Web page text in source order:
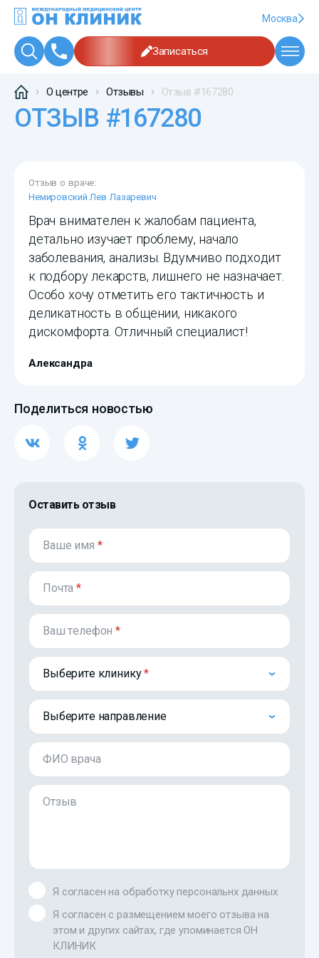
Москва
Записаться
О центре Отзывы Отзыв #167280
ОТЗЫВ #167280
Отзыв о враче:
Немировский Лев Лазаревич
Врач внимателен к жалобам пациента,
детально изучает проблему, начало
заболевания, анализы. Вдумчиво подходит
к подбору лекарств, лишнего не назначает.
Особо хочу отметить его тактичность и
деликатность в общении, никакого
дискомфорта. Отличный специалист!
Александра
Поделиться новостью
Оставить отзыв
Ваше имя *
Почта*
Ваш телефон*
Выберите клинику
Выберите направление
ФИО врача
Отзыв
Я согласен на обработку персональнх данных
Я согласен с размещением моего отзыва на
этом и других сайтах, где упоминается ОН
КЛИНИК